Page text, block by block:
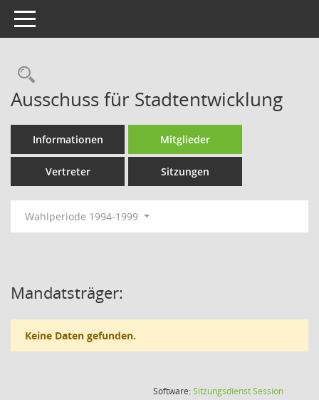
Toggle navigation
Rechercheauswahl
Ausschuss für Stadtentwicklung
Informationen Mitglieder
Vertreter Sitzungen
Wahlperiode 1994-1999
Mandatsträger:
Keine Daten gefunden.
Software:SitzungsdienstSession(Wird in